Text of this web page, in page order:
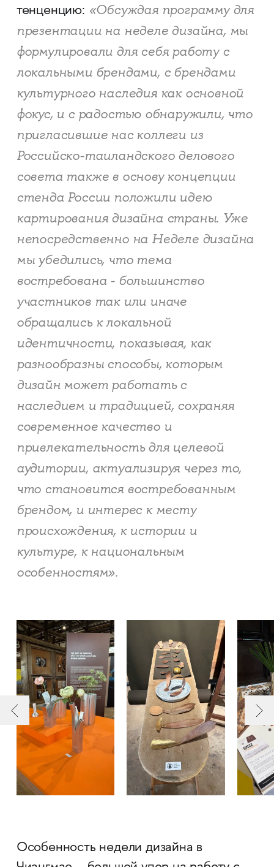
тенценцию: «Обсуждая программу для
презентации на неделе дизайна, мы
формулировали для себя работу с
локальными брендами, с брендами
культурного наследия как основной
фокус, и с радостью обнаружили, что
пригласившие нас коллеги из
Российско-таиландского делового
совета также в основу концепции
стенда России положили идею
картирования дизайна страны. Уже
непосредственно на Неделе дизайна
мы убедились, что тема
востребована - большинство
участников так или иначе
обращались к локальной
идентичности, показывая, как
разнообразны способы, которым
дизайн может работать с
наследием и традицией, сохраняя
современное качество и
привлекательность для целевой
аудитории, актуализируя через то,
что становится востребованным
брендом, и интерес к месту
происхождения, к истории и
культуре, к национальным
особенностям».
Особенность недели дизайна в